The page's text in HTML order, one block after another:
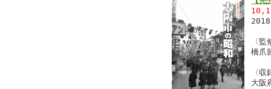
〈監
橋爪
〈
大阪